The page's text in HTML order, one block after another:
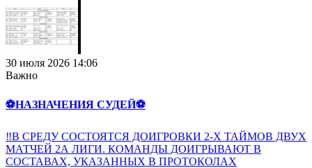
30 июля 2026 14:06
Важно
⚽НАЗНАЧЕНИЯ СУДЕЙ⚽
‼В СРЕДУ СОСТОЯТСЯ ДОИГРОВКИ 2-Х ТАЙМОВ ДВУХ
МАТЧЕЙ 2А ЛИГИ. КОМАНДЫ ДОИГРЫВАЮТ В
СОСТАВАХ, УКАЗАННЫХ В ПРОТОКОЛАХ